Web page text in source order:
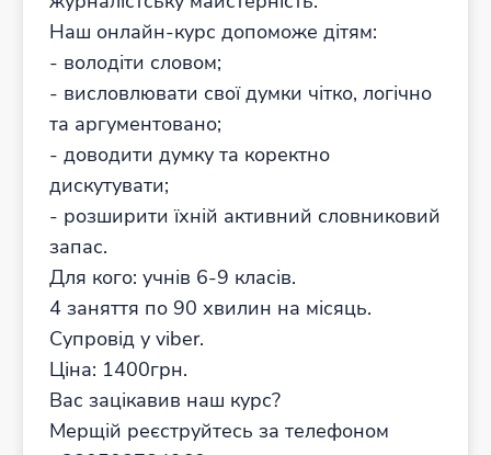
Наш онлайн-курс допоможе дітям:
- володіти словом;
- висловлювати свої думки чітко, логічно
та аргументовано;
- доводити думку та коректно
дискутувати;
- розширити їхній активний словниковий
запас.
Для кого: учнів 6-9 класів.
4 заняття по 90 хвилин на місяць.
Супровід у viber.
Ціна: 1400грн.
Вас зацікавив наш курс?
Мерщій реєструйтесь за телефоном